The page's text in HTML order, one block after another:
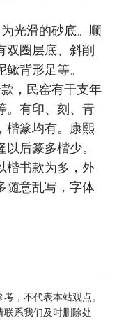
光滑的砂底。顺
双圈层底、斜削
背形足等。
，民窑有干支年
。有印、刻、青
楷篆均有。康熙
后篆多楷少。
楷书款为多，外
随意乱写，字体
，不代表本站观点。
系我们及时删除处